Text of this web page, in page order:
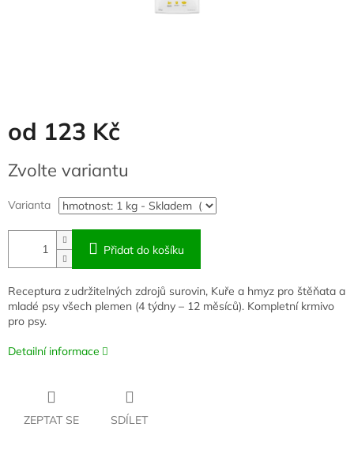
od 123 Kč
cena:
Zvolte variantu
Varianta
Přidat do košíku
Receptura z udržitelných zdrojů surovin, Kuře a hmyz pro štěňata a
mladé psy všech plemen (4 týdny – 12 měsíců). Kompletní krmivo
pro psy.
Detailní informace
ZEPTAT SE SDÍLET